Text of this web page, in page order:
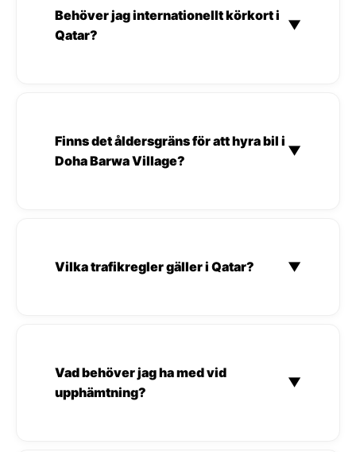
Behöver jag internationellt körkort i
Qatar?
▼
Finns det åldersgräns för att hyra bil i
Doha Barwa Village?
▼
Vilka trafikregler gäller i Qatar? ▼
Vad behöver jag ha med vid
upphämtning?
▼